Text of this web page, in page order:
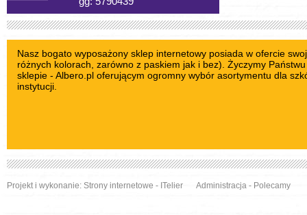
Nasz bogato wyposażony sklep internetowy posiada w ofercie
różnych kolorach, zarówno z paskiem jak i bez). Życzymy
sklepie - Albero.pl oferującym ogromny wybór asortymentu dla
instytucji.
Projekt i wykonanie: Strony internetowe - ITelier Administracja - Polecamy